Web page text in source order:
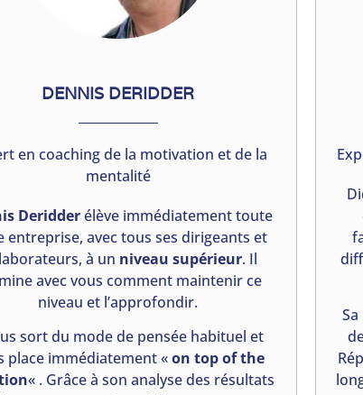
DENNIS DERIDDER
en coaching de la motivation et de la
mentalité
Deridderélève immédiatement toute
entreprise, avec tous ses dirigeants et
à un niveau supérieur. Il
avec vous comment maintenir ce
niveau et l’approfondir.
sort du mode de pensée habituel et
place immédiatement «on top of the
« . Grâce à son analyse des résultats